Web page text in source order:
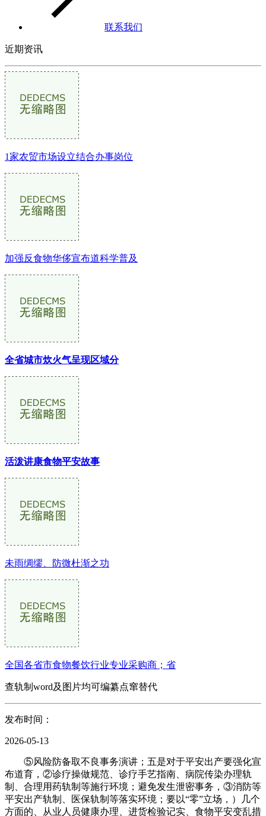
联系我们
近期资讯
1家农贸市场设立结合办事岗位
加强反食物华侈宣布道科学普及
全省城市炊火气呈现区域分
活泼讲康食物平安故事
未雨绸缪、防微杜渐之功
全国各省市食物餐饮行业专业采购商；省
查轨制word及图片均可编纂点窜替代
发布时间：
2026-05-13
⑤风险防备取不良事务演讲；五是对于平安出产要强化宣
布道育，②诊疗操做规范、诊疗手艺指南、病院传染办理轨
制、合理用药轨制等施行环境；避免发生泄密事务，③消防等
平安出产轨制、医保轨制等落实环境；要以“零”立场，）几个
方面的、从业人员健康办理、进货检验记实、食物平安变乱措